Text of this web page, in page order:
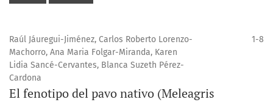
Raúl Jáuregui-Jiménez, Carlos Roberto Lorenzo-
Machorro, Ana Maria Folgar-Miranda, Karen
Lidia Sancé-Cervantes, Blanca Suzeth Pérez-
Cardona
1-8
El fenotipo del pavo nativo (Meleagris